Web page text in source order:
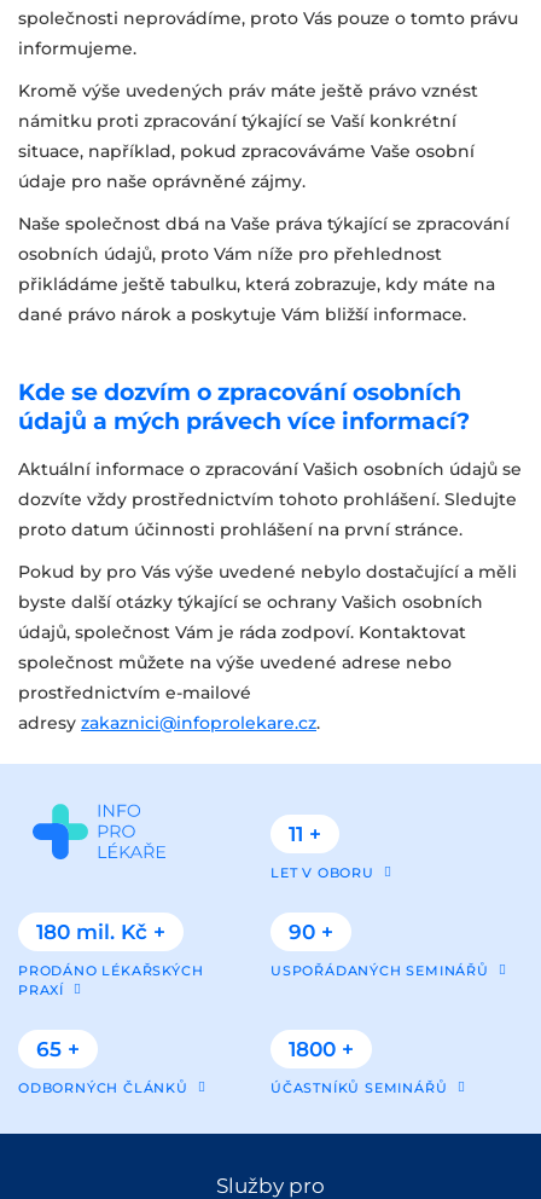
společnosti neprovádíme, proto Vás pouze o tomto právu
informujeme.
Kromě výše uvedených práv máte ještě právo vznést
námitku proti zpracování týkající se Vaší konkrétní
situace, například, pokud zpracováváme Vaše osobní
údaje pro naše oprávněné zájmy.
Naše společnost dbá na Vaše práva týkající se zpracování
osobních údajů, proto Vám níže pro přehlednost
přikládáme ještě tabulku, která zobrazuje, kdy máte na
dané právo nárok a poskytuje Vám bližší informace.
Kde se dozvím o zpracování osobních
údajů a mých právech více informací?
Aktuální informace o zpracování Vašich osobních údajů se
dozvíte vždy prostřednictvím tohoto prohlášení. Sledujte
proto datum účinnosti prohlášení na první stránce.
Pokud by pro Vás výše uvedené nebylo dostačující a měli
byste další otázky týkající se ochrany Vašich osobních
údajů, společnost Vám je ráda zodpoví. Kontaktovat
společnost můžete na výše uvedené adrese nebo
prostřednictvím e-mailové
adresy zakaznici@infoprolekare.cz.
11 +
LET V OBORU
180 mil. Kč +
PRODÁNO LÉKAŘSKÝCH
PRAXÍ
90 +
USPOŘÁDANÝCH SEMINÁŘŮ
65 +
ODBORNÝCH ČLÁNKŮ
1800 +
ÚČASTNÍKŮ SEMINÁŘŮ
Služby pro